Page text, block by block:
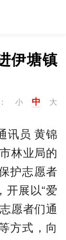
伊塘镇
小 中 大
讯员 黄锦
林业局的
护志愿者
开展以“爱
愿者们通
方式，向